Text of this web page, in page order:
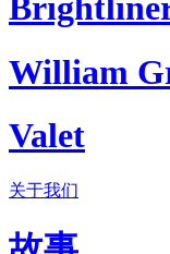
William
Valet
关于我们